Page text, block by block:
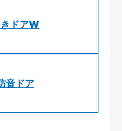
ドアW
音ドア